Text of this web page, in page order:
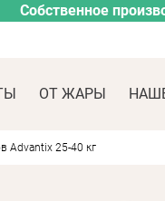
Собственное
ОТ ЖАРЫ
Advantix 25-40 кг